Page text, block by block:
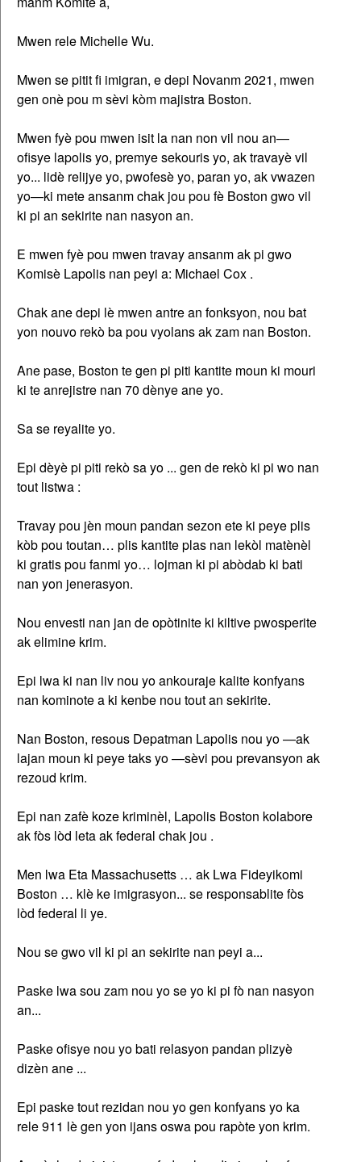
Mwen rele Michelle Wu.
Mwen se pitit fi imigran, e depi Novanm 2021, mwen
gen onè pou m sèvi kòm majistra Boston.
Mwen fyè pou mwen isit la nan non vil nou an—
ofisye lapolis yo, premye sekouris yo, ak travayè vil
yo... lidè relijye yo, pwofesè yo, paran yo, ak vwazen
yo—ki mete ansanm chak jou pou fè Boston gwo vil
ki pi an sekirite nan nasyon an.
E mwen fyè pou mwen travay ansanm ak pi gwo
Komisè Lapolis nan peyi a: Michael Cox .
Chak ane depi lè mwen antre an fonksyon, nou bat
yon nouvo rekò ba pou vyolans ak zam nan Boston.
Ane pase, Boston te gen pi piti kantite moun ki mouri
ki te anrejistre nan 70 dènye ane yo.
Sa se reyalite yo.
Epi dèyè pi piti rekò sa yo ... gen de rekò ki pi wo nan
tout listwa :
Travay pou jèn moun pandan sezon ete ki peye plis
kòb pou toutan… plis kantite plas nan lekòl matènèl
ki gratis pou fanmi yo… lojman ki pi abòdab ki bati
nan yon jenerasyon.
Nou envesti nan jan de opòtinite ki kiltive pwosperite
ak elimine krim.
Epi lwa ki nan liv nou yo ankouraje kalite konfyans
nan kominote a ki kenbe nou tout an sekirite.
Nan Boston, resous Depatman Lapolis nou yo —ak
lajan moun ki peye taks yo —sèvi pou prevansyon ak
rezoud krim.
Epi nan zafè koze kriminèl, Lapolis Boston kolabore
ak fòs lòd leta ak federal chak jou .
Men lwa Eta Massachusetts … ak Lwa Fideyikomi
Boston … klè ke imigrasyon... se responsablite fòs
lòd federal li ye.
Nou se gwo vil ki pi an sekirite nan peyi a...
Paske lwa sou zam nou yo se yo ki pi fò nan nasyon
an...
Paske ofisye nou yo bati relasyon pandan plizyè
dizèn ane ...
Epi paske tout rezidan nou yo gen konfyans yo ka
rele 911 lè gen yon ijans oswa pou rapòte yon krim.